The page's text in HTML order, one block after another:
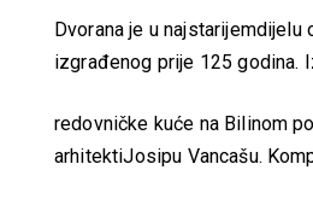
Dvorana je u najstarijemdijelu
izgrađenog prije 125 godina.
redovničke kuće na Bilinom
arhitektiJosipu Vancašu.